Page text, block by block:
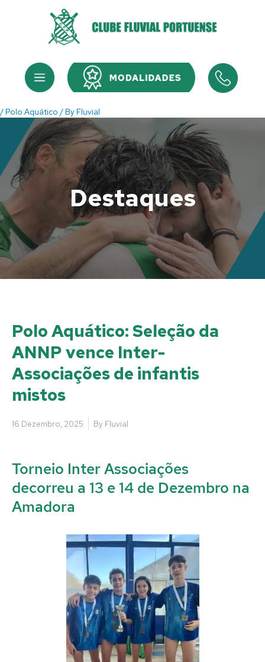
Menu Menu
/ Polo Aquático / By Fluvial
Destaques
Polo Aquático: Seleção da
ANNP vence Inter-
Associações de infantis
mistos
16 Dezembro, 2025 By Fluvial
Torneio Inter Associações
decorreu a 13 e 14 de Dezembro na
Amadora